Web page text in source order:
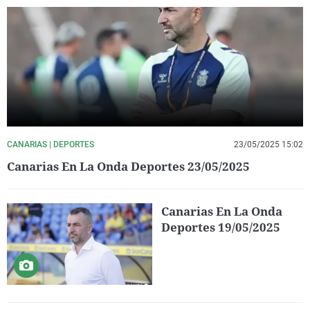
CANARIAS | DEPORTES 23/05/2025 15:02
Canarias En La Onda Deportes 23/05/2025
Canarias En La Onda
Deportes 19/05/2025